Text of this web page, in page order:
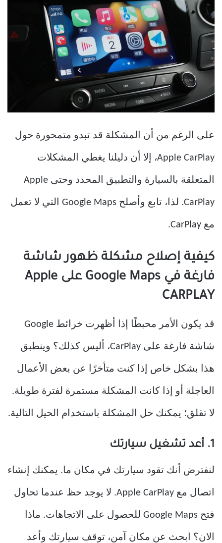
على الرغم من أن المشكلة قد تبدو متمحورة حول
Apple CarPlay، إلا أن دليلنا يغطي المشكلات
المتعلقة بالسيارة والتطبيق المحدد وحتى Apple
CarPlay. لذا، تابع وأصلح Google Maps التي لا تعمل
مع CarPlay.
كيفية إصلاح مشكلة ظهور شاشة
فارغة في Google Maps على Apple
CARPLAY
قد يكون الأمر محبطًا إذا أظهرت خرائط Google
شاشة فارغة على CarPlay، أليس كذلك؟ وينطبق
هذا بشكل خاص إذا كنت متأخرًا عن بعض الأعمال
العاجلة أو إذا كانت المشكلة مستمرة لفترة طويلة.
لا تقلق؛ يمكنك حل المشكلة باستخدام الحيل التالية.
1. أعد تشغيل سيارتك
لنفترض أنك تقود سيارتك في مكان ما. يمكنك إنشاء
اتصال مع Apple CarPlay. لا يوجد حظ عندما تحاول
فتح Google Maps للحصول على الاتجاهات. ماذا
الان؟ ابحث عن مكان آمن، توقف سيارتك وأعد